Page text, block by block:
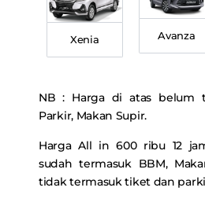
Xenia Avanza
NB : Harga di atas belum
Parkir, Makan Supir.
Harga All in 600 ribu 12
sudah termasuk BBM,
tidak termasuk tiket dan